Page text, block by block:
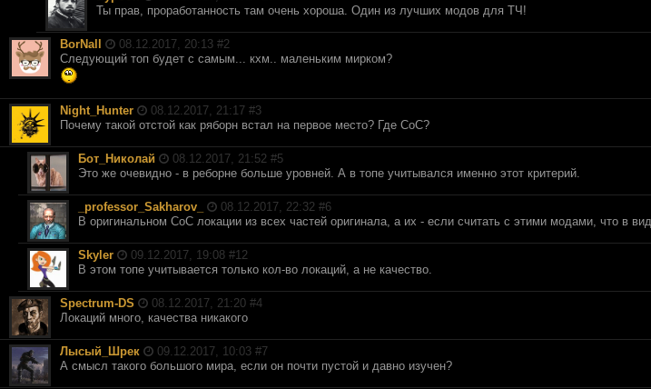
Ты прав, проработанность там очень хороша. Один из лучших модов для ТЧ!
BorNall 08.12.2017, 20:13 #2
Следующий топ будет с самым... кхм.. маленьким мирком?
Night_Hunter 08.12.2017, 21:17 #3
Почему такой отстой как ряборн встал на первое место? Где CoC?
Бот_Николай 08.12.2017, 21:52 #5
Это же очевидно - в реборне больше уровней. А в топе учитывался именно этот критерий.
_professor_Sakharov_ 08.12.2017, 22:32 #6
В оригинальном СоС локации из всех частей оригинала, а их - если считать с этими модами, что в
Skyler 09.12.2017, 19:08 #12
В этом топе учитывается только кол-во локаций, а не качество.
Spectrum-DS 08.12.2017, 21:20 #4
Локаций много, качества никакого
Лысый_Шрек 09.12.2017, 10:03 #7
А смысл такого большого мира, если он почти пустой и давно изучен?